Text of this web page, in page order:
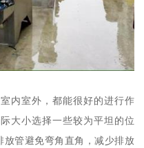
内室外，都能很好的进行作
大小选择一些较为平坦的位
管避免弯角直角，减少排放